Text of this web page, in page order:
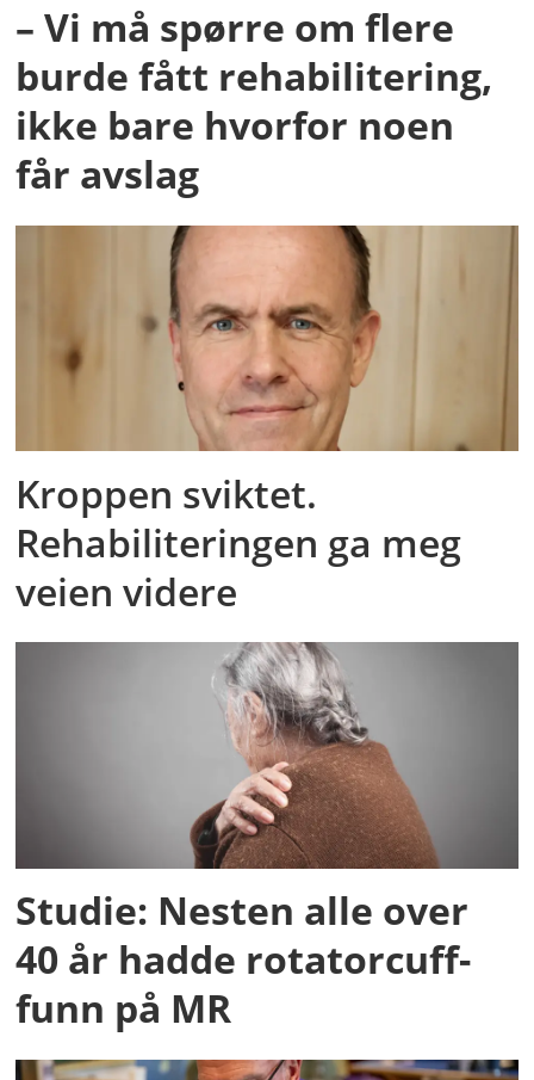
– Vi må spørre om flere
burde fått rehabilitering,
ikke bare hvorfor noen
får avslag
Kroppen sviktet.
Rehabiliteringen ga meg
veien videre
Studie: Nesten alle over
40 år hadde rotatorcuff-
funn på MR